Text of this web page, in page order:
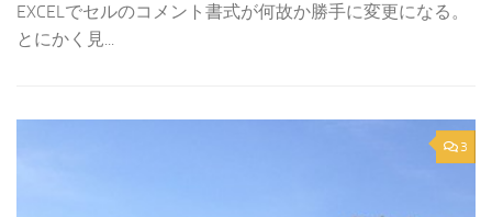
EXCELでセルのコメント書式が何故か勝手に変更になる。
とにかく見...
3